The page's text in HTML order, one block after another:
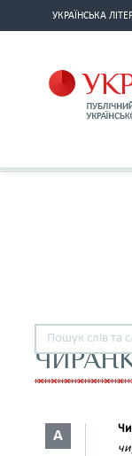
УКРАЇНСЬКА
А